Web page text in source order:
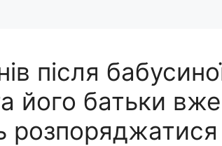
після
його батьки вже
розпоряджатися